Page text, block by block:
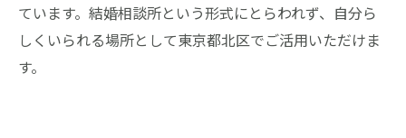
ています。結婚相談所という形式にとらわれず、自分ら
しくいられる場所として東京都北区でご活用いただけま
す。